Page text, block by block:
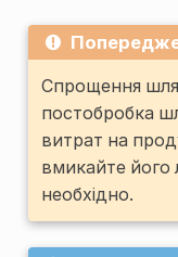
Спрощення
постобробка
витрат на
вмикайте його
необхідно.